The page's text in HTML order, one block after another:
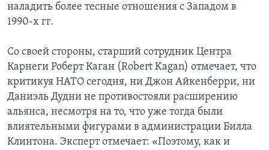
наладить более тесные отношения с Западом в
1990-х гг.
Со своей стороны, старший сотрудник Центра
Карнеги Роберт Каган (Robert Kagan) отмечает, что
критикуя НАТО сегодня, ни Джон Айкенберри, ни
Даниэль Дудни не противостояли расширению
альянса, несмотря на то, что уже тогда были
влиятельными фигурами в администрации Билла
Клинтона. Эксперт отмечает: «Поэтому, как и